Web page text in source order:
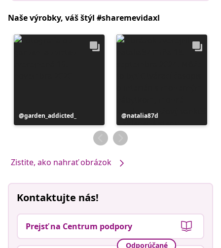
Naše výrobky, váš štýl #sharemevidaxl
Príspevok
zverejnil
garden_addicted_
Príspevok
zverejnil
natalia87d
Zistite, ako nahrať obrázok
Kontaktujte nás!
Prejsť na Centrum podpory
Odporúčané